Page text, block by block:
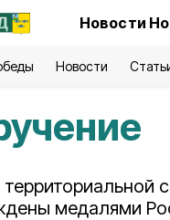
Новости
Новости
медалями